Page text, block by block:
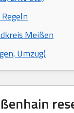
Meißen
Umzug)